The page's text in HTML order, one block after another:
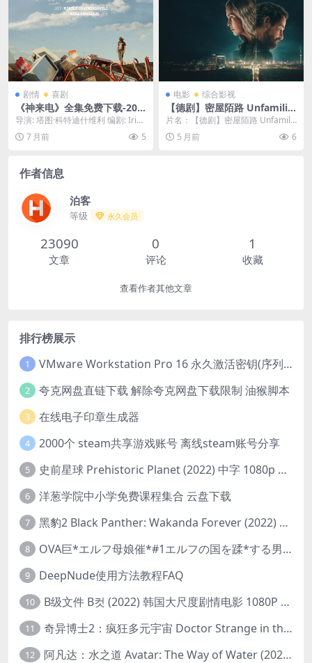
[CN]
剧情 喜剧
《神来电》全集免费下载-202
4-限时可存档分享 – 剧情/喜剧
– [CN][夸克网盘]
导演: 塔图·科特迪什维利 编剧: Irina
Jordania / 塔图·科特...
7 月前 5
电影 综合影视
【德剧】密屋陌路 Unfamilia
r (2026)全6集 1080P中文字
幕
片名：【德剧】密屋陌路 Unfamili
ar (2026)全6集 1080P中文...
5 月前 6
作者信息
泊客
等级 永久会员
23090
文章
0
评论
1
收藏
查看作者其他文章
排行榜展示
1 VMware Workstation Pro 16 永久激活密钥(序列号)
2 夸克网盘直链下载 解除夸克网盘下载限制 油猴脚本
3 在线电子印章生成器
4 2000个 steam共享游戏账号 离线steam账号分享
5 史前星球 Prehistoric Planet (2022) 中字 1080p 高清 阿里云盘 2022.5.27已更新全集
6 洋葱学院中小学免费课程集合 云盘下载
7 黑豹2 Black Panther: Wakanda Forever (2022) 高清版
8 OVA巨*エルフ母娘催*#1エルフの国を蹂*する男。汚された女王と姫
9 DeepNude使用方法教程FAQ
10 B级文件 B컷 (2022) 韩国大尺度剧情电影 1080P 中字
11 奇异博士2：疯狂多元宇宙 Doctor Strange in the Multiverse of Madness (2022) 高清版1080p
12 阿凡达：水之道 Avatar: The Way of Water (2022) 1080p 2k 4k 中文字幕